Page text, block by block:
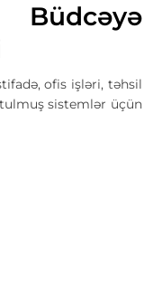
ofis işləri, təhsil
sistemlər üçün